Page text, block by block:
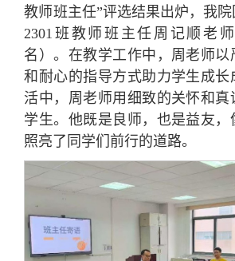
教师班主任”评选结果出炉，我
2301班教师班主任周记顺老
名）。在教学工作中，周老师以
和耐心的指导方式助力学生成长
活中，周老师用细致的关怀和真
学生。他既是良师，也是益友，
照亮了同学们前行的道路。